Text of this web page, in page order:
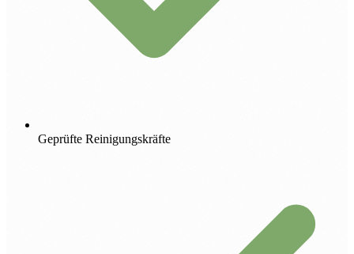
Geprüfte Reinigungskräfte